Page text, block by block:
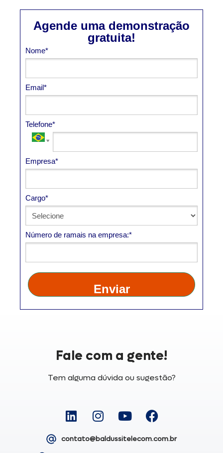
Agende uma demonstração
gratuita!
Nome*
Email*
Telefone*
Empresa*
Cargo*
Número de ramais na empresa:*
Enviar
Fale com a gente!
Tem alguma dúvida ou sugestão?
contato@baldussitelecom.com.br